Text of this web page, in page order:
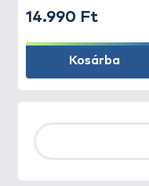
14.990 Ft
Kosárba